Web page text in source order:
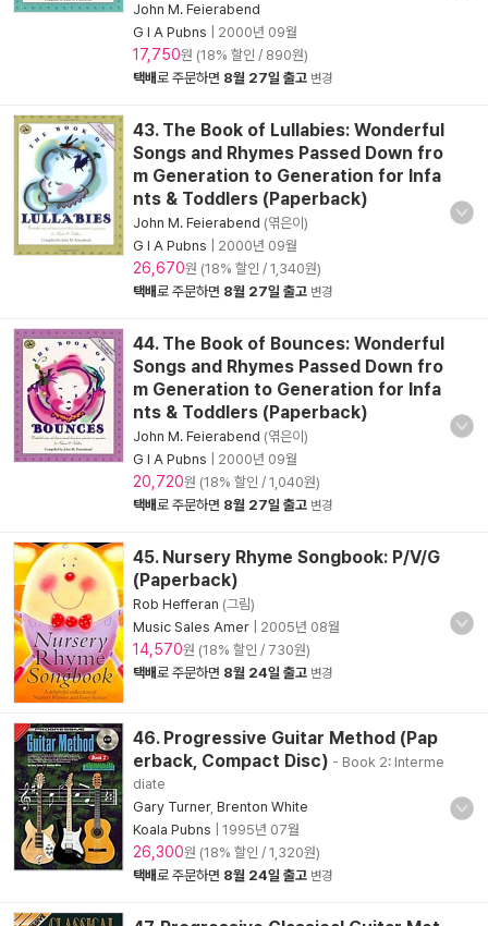
John M. Feierabend
G I A Pubns
2000년 09월
17,750원 (18% 할인 / 890원)
택배로 주문하면 8월 27일 출고 변경
43. The Book of Lullabies: Wonderful
Songs and Rhymes Passed Down fro
m Generation to Generation for Infa
nts & Toddlers (Paperback)
John M. Feierabend (엮은이)
G I A Pubns
2000년 09월
26,670원 (18% 할인 / 1,340원)
택배로 주문하면 8월 27일 출고 변경
44. The Book of Bounces: Wonderful
Songs and Rhymes Passed Down fro
m Generation to Generation for Infa
nts & Toddlers (Paperback)
John M. Feierabend (엮은이)
G I A Pubns
2000년 09월
20,720원 (18% 할인 / 1,040원)
택배로 주문하면 8월 27일 출고 변경
45. Nursery Rhyme Songbook: P/V/G
(Paperback)
Rob Hefferan (그림)
Music Sales Amer
2005년 08월
14,570원 (18% 할인 / 730원)
택배로 주문하면 8월 24일 출고 변경
46. Progressive Guitar Method (Pap
erback, Compact Disc) - Book 2: Interme
diate
Gary Turner, Brenton White
Koala Pubns
1995년 07월
26,300원 (18% 할인 / 1,320원)
택배로 주문하면 8월 24일 출고 변경